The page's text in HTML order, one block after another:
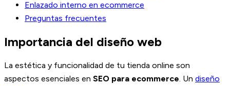
Enlazado interno en ecommerce
Preguntas frecuentes
Importancia del diseño web
La estética y funcionalidad de tu tienda online son
aspectos esenciales en SEO para ecommerce. Un diseño